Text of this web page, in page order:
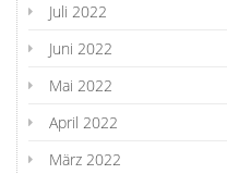
Juli 2022
Juni 2022
Mai 2022
April 2022
März 2022